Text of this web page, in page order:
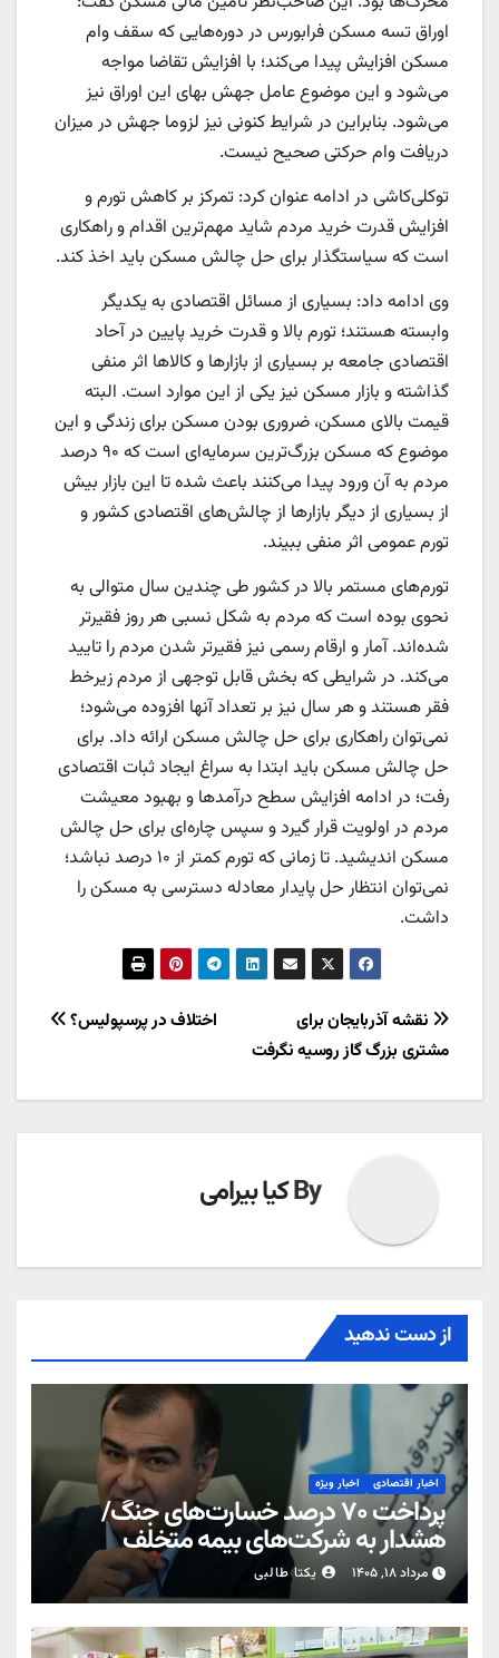
اوراق تسه مسکن فرابورس در دوره‌هایی که سقف وام
مسکن افزایش پیدا می‌کند؛ با افزایش تقاضا مواجه
می‌شود و این موضوع عامل جهش بهای این اوراق نیز
می‌شود. بنابراین در شرایط کنونی نیز لزوما جهش در میزان
دریافت وام حرکتی صحیح نیست.
توکلی‌کاشی در ادامه عنوان کرد: تمرکز بر کاهش تورم و
افزایش قدرت خرید مردم شاید مهم‌ترین اقدام و راهکاری
است که سیاستگذار برای حل چالش مسکن باید اخذ کند.
وی ادامه داد: بسیاری از مسائل اقتصادی به یکدیگر
وابسته هستند؛ تورم بالا و قدرت خرید پایین در آحاد
اقتصادی جامعه بر بسیاری از بازارها و کالاها اثر منفی
گذاشته و بازار مسکن نیز یکی از این موارد است. البته
قیمت بالای مسکن، ضروری بودن مسکن برای زندگی و این
موضوع که مسکن بزرگ‌ترین سرمایه‌‌ای است که ۹۰ درصد
مردم به آن ورود پیدا می‌کنند باعث شده تا این بازار بیش
از بسیاری از دیگر بازارها از چالش‌‌های اقتصادی کشور و
تورم عمومی اثر منفی ببیند.
تورم‌‌های مستمر بالا در کشور طی چندین سال متوالی به
نحوی بوده است که مردم به شکل نسبی هر روز فقیرتر
شده‌‌اند. آمار و ارقام رسمی نیز فقیرتر شدن مردم را تایید
می‌کند. در شرایطی که بخش قابل توجهی از مردم زیرخط
فقر هستند و هر سال نیز بر تعداد آنها افزوده می‌شود؛
نمی‌توان راهکاری برای حل چالش مسکن ارائه داد. برای
حل چالش مسکن باید ابتدا به سراغ ایجاد ثبات اقتصادی
رفت؛ در ادامه افزایش سطح درآمدها و بهبود معیشت
مردم در اولویت قرار گیرد و سپس چاره‌‌ای برای حل چالش
مسکن اندیشید. تا زمانی که تورم کمتر از ۱۰ درصد نباشد؛
نمی‌توان انتظار حل پایدار معادله دسترسی به مسکن را
داشت.
راهبری
نوشته
اختلاف در پرسپولیس؟
نقشه آذربایجان برای
مشتری بزرگ گاز روسیه نگرفت
Byکیا بیرامی
از دست ندهید
اخبار اقتصادی اخبار ویژه
پرداخت ۷۰ درصد خسارت‌های جنگ/
هشدار به شرکت‌های بیمه متخلف
مرداد ۱۸, ۱۴۰۵ یکتا طالبی